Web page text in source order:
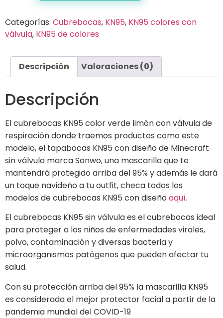
Categorías: Cubrebocas, KN95, KN95 colores con
válvula, KN95 de colores
Descripción Valoraciones (0)
Descripción
El cubrebocas KN95 color verde limón con válvula de
respiración donde traemos productos como este
modelo, el tapabocas KN95 con diseño de Minecraft
sin válvula marca Sanwo, una mascarilla que te
mantendrá protegido arriba del 95% y además le dará
un toque navideño a tu outfit, checa todos los
modelos de cubrebocas KN95 con diseño aquí.
El cubrebocas KN95 sin válvula es el cubrebocas ideal
para proteger a los niños de enfermedades virales,
polvo, contaminación y diversas bacteria y
microorganismos patógenos que pueden afectar tu
salud.
Con su protección arriba del 95% la mascarilla KN95
es considerada el mejor protector facial a partir de la
pandemia mundial del COVID-19